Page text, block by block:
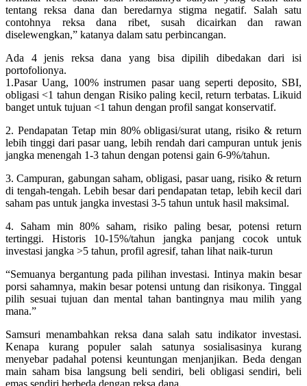
tentang reksa dana dan beredarnya stigma negatif. Salah satu
contohnya reksa dana ribet, susah dicairkan dan rawan
diselewengkan,” katanya dalam satu perbincangan.
Ada 4 jenis reksa dana yang bisa dipilih dibedakan dari isi
portofolionya.
1.Pasar Uang, 100% instrumen pasar uang seperti deposito, SBI,
obligasi <1 tahun dengan Risiko paling kecil, return terbatas. Likuid
banget untuk tujuan <1 tahun dengan profil sangat konservatif.
2. Pendapatan Tetap min 80% obligasi/surat utang, risiko & return
lebih tinggi dari pasar uang, lebih rendah dari campuran untuk jenis
jangka menengah 1-3 tahun dengan potensi gain 6-9%/tahun.
3. Campuran, gabungan saham, obligasi, pasar uang, risiko & return
di tengah-tengah. Lebih besar dari pendapatan tetap, lebih kecil dari
saham pas untuk jangka investasi 3-5 tahun untuk hasil maksimal.
4. Saham min 80% saham, risiko paling besar, potensi return
tertinggi. Historis 10-15%/tahun jangka panjang cocok untuk
investasi jangka >5 tahun, profil agresif, tahan lihat naik-turun
“Semuanya bergantung pada pilihan investasi. Intinya makin besar
porsi sahamnya, makin besar potensi untung dan risikonya. Tinggal
pilih sesuai tujuan dan mental tahan bantingnya mau milih yang
mana.”
Samsuri menambahkan reksa dana salah satu indikator investasi.
Kenapa kurang populer salah satunya sosialisasinya kurang
menyebar padahal potensi keuntungan menjanjikan. Beda dengan
main saham bisa langsung beli sendiri, beli obligasi sendiri, beli
emas sendiri berbeda dengan reksa dana.